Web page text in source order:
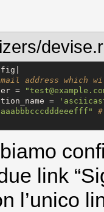
address which
=
"
=
'
aaabbbcccdddeeefff "
link
l’unico